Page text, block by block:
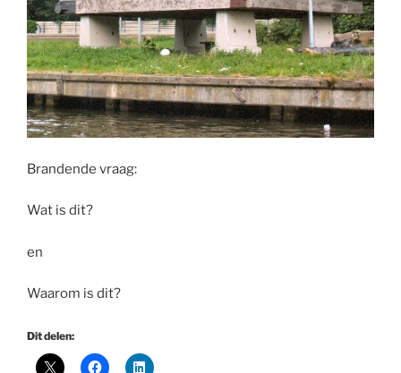
Brandende vraag:
Wat is dit?
en
Waarom is dit?
Dit delen: